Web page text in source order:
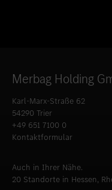
Merbag Holding
Karl-Marx-Straße 62
54290 Trier
+49 651 7100 0
Kontaktformular
Auch in Ihrer Nähe.
20 Standorte in Hessen,